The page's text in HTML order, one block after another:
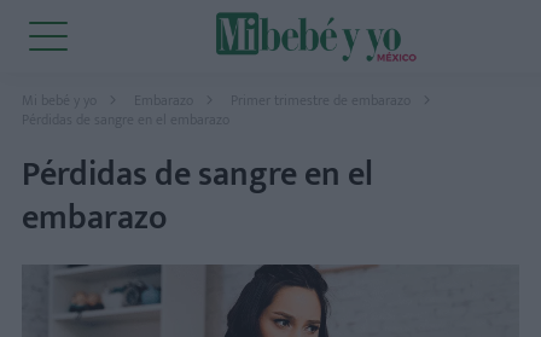
Mi bebé y yo Embarazo
Primer trimestre de embarazo
Pérdidas de sangre en el embarazo
Pérdidas de sangre en el
embarazo